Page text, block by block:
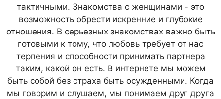
тактичными. Знакомства с женщинами - это
возможность обрести искренние и глубокие
отношения. В серьезных знакомствах важно быть
готовыми к тому, что любовь требует от нас
терпения и способности принимать партнера
таким, какой он есть. В интернете мы можем
быть собой без страха быть осужденными. Когда
мы говорим и слушаем, мы понимаем друг друга